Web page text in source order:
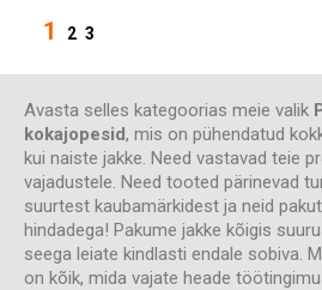
1 2 3
Avasta selles kategoorias meie valik
kokajopesid, mis on pühendatud
kui naiste jakke. Need vastavad teie
vajadustele. Need tooted pärinevad
suurtest kaubamärkidest ja neid
hindadega! Pakume jakke kõigis
seega leiate kindlasti endale sobiva.
on kõik, mida vajate heade